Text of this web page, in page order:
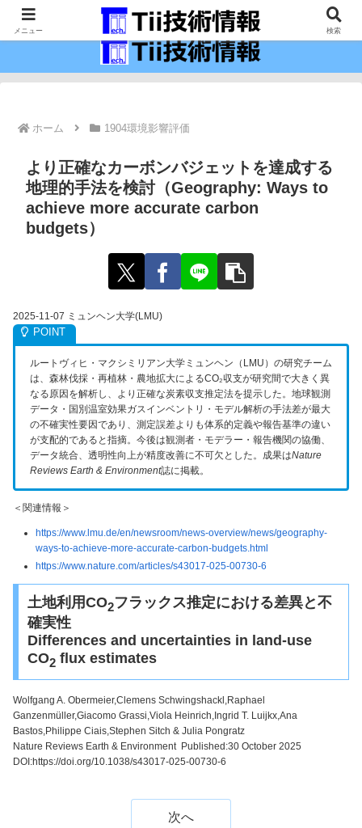
最新の科学技術の情報インフラ。
ホーム 1904環境影響評価
より正確なカーボンバジェットを達成する
地理的手法を検討（Geography: Ways to
achieve more accurate carbon
budgets）
2025-11-07 ミュンヘン大学(LMU)
ルートヴィヒ・マクシミリアン大学ミュンヘン（LMU）の研究チーム
は、森林伐採・再植林・農地拡大によるCO₂収支が研究間で大きく異
なる原因を解析し、より正確な炭素収支推定法を提示した。地球観測
データ・国別温室効果ガスインベントリ・モデル解析の手法差が最大
の不確実性要因であり、測定誤差よりも体系的定義や報告基準の違い
が支配的であると指摘。今後は観測者・モデラー・報告機関の協働、
データ統合、透明性向上が精度改善に不可欠とした。成果はNature
Reviews Earth & Environment誌に掲載。
＜関連情報＞
https://www.lmu.de/en/newsroom/news-overview/news/geography-
ways-to-achieve-more-accurate-carbon-budgets.html
https://www.nature.com/articles/s43017-025-00730-6
土地利用CO2フラックス推定における差異と不
確実性
Differences and uncertainties in land-use
CO2flux estimates
Wolfgang A. Obermeier,Clemens Schwingshackl,Raphael
Ganzenmüller,Giacomo Grassi,Viola Heinrich,Ingrid T. Luijkx,Ana
Bastos,Philippe Ciais,Stephen Sitch & Julia Pongratz
Nature Reviews Earth & Environment Published:30 October 2025
DOI:https://doi.org/10.1038/s43017-025-00730-6
次へ
メニュー 検索